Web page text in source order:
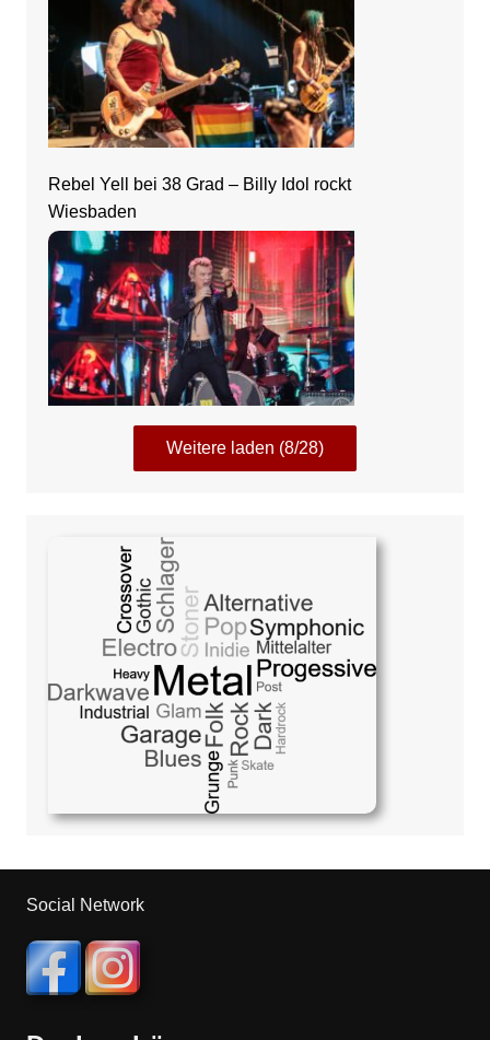
Rebel Yell bei 38 Grad – Billy Idol rockt
Wiesbaden
Weitere laden (8/28)
Social Network